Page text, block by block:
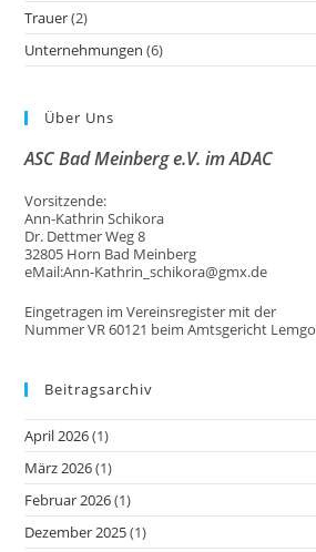
Trauer(2)
Unternehmungen (6)
Über Uns
ASC Bad Meinberg e.V. im ADAC
Vorsitzende:
Ann-Kathrin Schikora
Dr. Dettmer Weg 8
32805 Horn Bad Meinberg
eMail:Ann-Kathrin_schikora@gmx.de
Eingetragen im Vereinsregister mit der
Nummer VR 60121 beim Amtsgericht Lemgo
Beitragsarchiv
April 2026(1)
März 2026(1)
Februar 2026(1)
Dezember 2025(1)